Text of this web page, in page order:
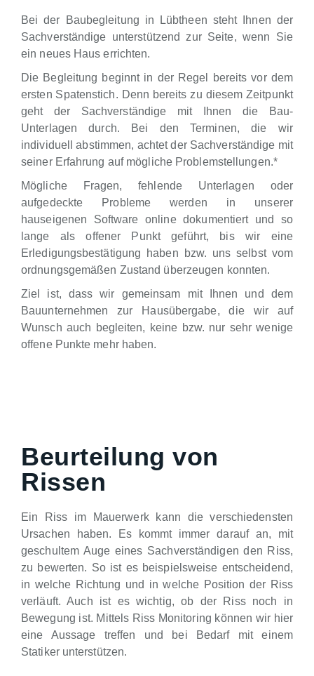
Bei der Baubegleitung in Lübtheen steht Ihnen der
Sachverständige unterstützend zur Seite, wenn Sie
ein neues Haus errichten.
Die Begleitung beginnt in der Regel bereits vor dem
ersten Spatenstich. Denn bereits zu diesem Zeitpunkt
geht der Sachverständige mit Ihnen die Bau-
Unterlagen durch. Bei den Terminen, die wir
individuell abstimmen, achtet der Sachverständige mit
seiner Erfahrung auf mögliche Problemstellungen.*
Mögliche Fragen, fehlende Unterlagen oder
aufgedeckte Probleme werden in unserer
hauseigenen Software online dokumentiert und so
lange als offener Punkt geführt, bis wir eine
Erledigungsbestätigung haben bzw. uns selbst vom
ordnungsgemäßen Zustand überzeugen konnten.
Ziel ist, dass wir gemeinsam mit Ihnen und dem
Bauunternehmen zur Hausübergabe, die wir auf
Wunsch auch begleiten, keine bzw. nur sehr wenige
offene Punkte mehr haben.
Beurteilung von
Rissen
Ein Riss im Mauerwerk kann die verschiedensten
Ursachen haben. Es kommt immer darauf an, mit
geschultem Auge eines Sachverständigen den Riss,
zu bewerten. So ist es beispielsweise entscheidend,
in welche Richtung und in welche Position der Riss
verläuft. Auch ist es wichtig, ob der Riss noch in
Bewegung ist. Mittels Riss Monitoring können wir hier
eine Aussage treffen und bei Bedarf mit einem
Statiker unterstützen.